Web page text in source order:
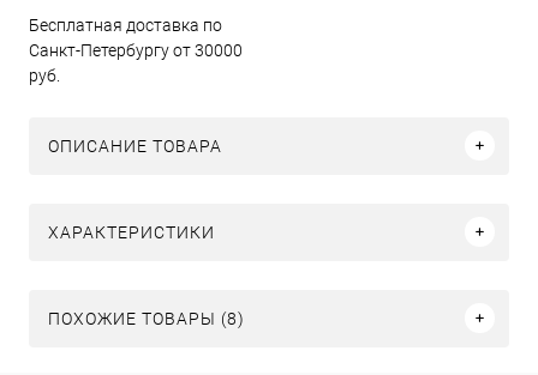
Бесплатная доставка по
Санкт-Петербургу от 30000
руб.
ОПИСАНИЕ ТОВАРА
ХАРАКТЕРИСТИКИ
ПОХОЖИЕ ТОВАРЫ (8)